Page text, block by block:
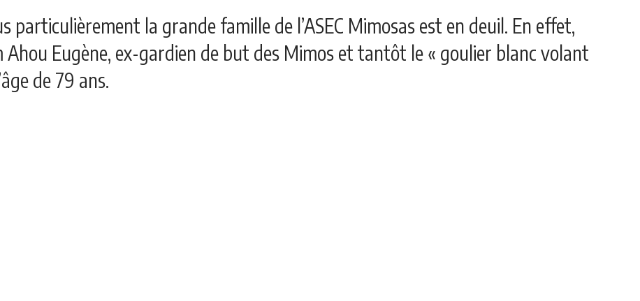
la grande famille de l’ASEC Mimosas est en deuil. En effet,
Ahou Eugène, ex-gardien de but des Mimos et tantôt le « goulier blanc volant
de 79 ans.